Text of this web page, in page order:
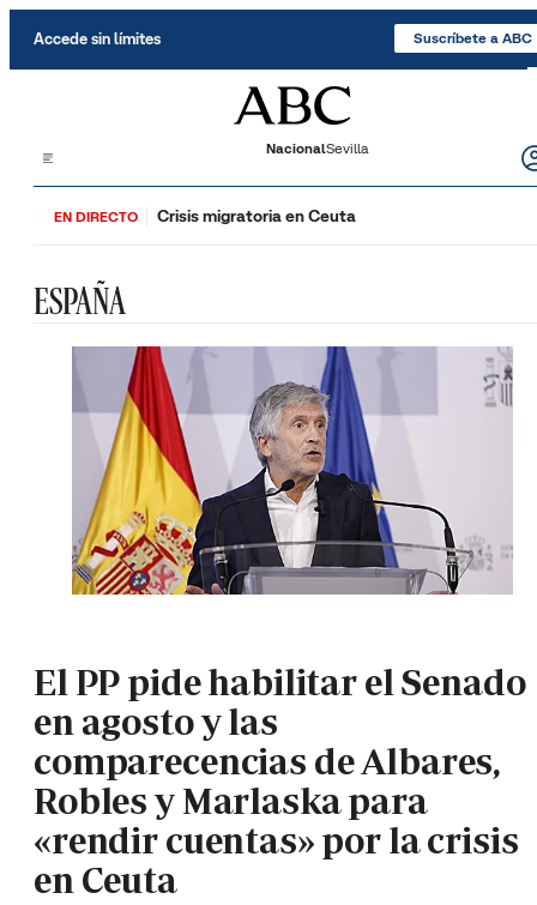
Accede sin límites Suscríbete a ABC
NacionalSevilla
EN DIRECTO Crisis migratoria en Ceuta
ESPAÑA
El PP pide habilitar el Senado
en agosto y las
comparecencias de Albares,
Robles y Marlaska para
«rendir cuentas» por la crisis
en Ceuta